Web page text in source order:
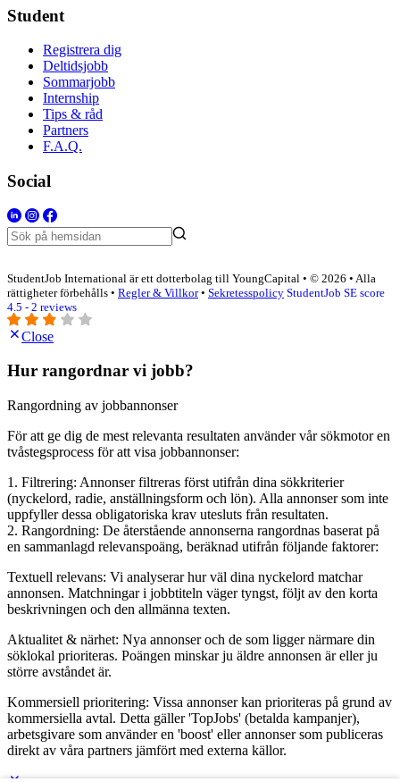
Student
Registrera dig
Deltidsjobb
Sommarjobb
Internship
Tips & råd
Partners
F.A.Q.
Social
StudentJob International är ett dotterbolag till YoungCapital • © 2026 • Alla
rättigheter förbehålls • Regler & Villkor• Sekretesspolicy StudentJob SE score
4.5 - 2 reviews
Close
Hur rangordnar vi jobb?
Rangordning av jobbannonser
För att ge dig de mest relevanta resultaten använder vår sökmotor en
tvåstegsprocess för att visa jobbannonser:
1. Filtrering: Annonser filtreras först utifrån dina sökkriterier
(nyckelord, radie, anställningsform och lön). Alla annonser som inte
uppfyller dessa obligatoriska krav utesluts från resultaten.
2. Rangordning: De återstående annonserna rangordnas baserat på
en sammanlagd relevanspoäng, beräknad utifrån följande faktorer:
Textuell relevans: Vi analyserar hur väl dina nyckelord matchar
annonsen. Matchningar i jobbtiteln väger tyngst, följt av den korta
beskrivningen och den allmänna texten.
Aktualitet & närhet: Nya annonser och de som ligger närmare din
söklokal prioriteras. Poängen minskar ju äldre annonsen är eller ju
större avståndet är.
Kommersiell prioritering: Vissa annonser kan prioriteras på grund av
kommersiella avtal. Detta gäller 'TopJobs' (betalda kampanjer),
arbetsgivare som använder en 'boost' eller annonser som publiceras
direkt av våra partners jämfört med externa källor.